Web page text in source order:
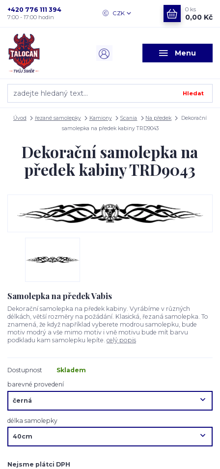
Menu
CZK
Hledat
+420 776 111 394
7:00 - 17:00 hodin
0 ks
0,00 Kč
Úvod řezané samolepky Kamiony Scania Na předek
Dekorační
samolepka na předek kabiny TRD9043
Dekorační samolepka na
předek kabiny TRD9043
Samolepka na předek Vabis
Dekorační samolepka na předek kabiny. Vyrábíme v různých
délkách, větší rozměry na požádání. Klasická, řezaná samolepka. To
znamená, že když například vyberete modrou samolepku, bude
motiv modrý a vše mimo motiv i vně motivu bude mít barvu
podkladu kam samolepku lepíte. celý popis
Dostupnost
Skladem
barevné provedení
délka samolepky
Nejsme plátci DPH